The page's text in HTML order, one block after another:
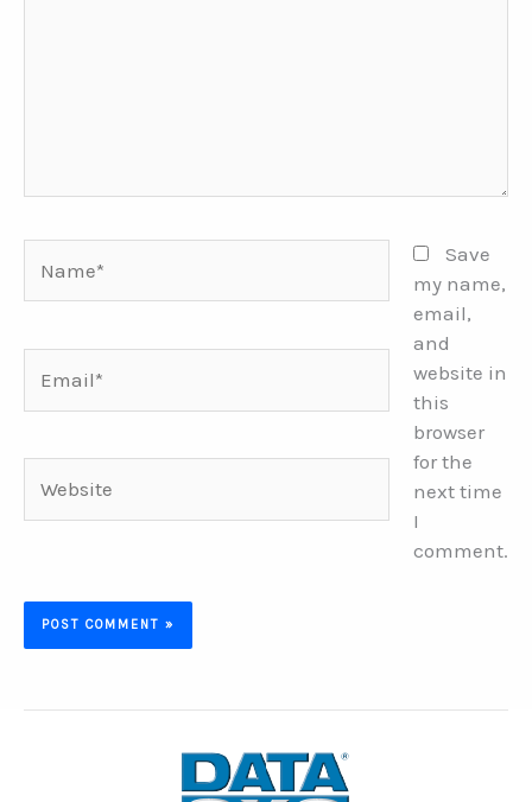
Save
my name,
email,
and
website in
this
browser
for the
next time
I
comment.